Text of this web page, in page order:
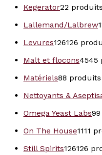
Kegerator22 produits
Lallemand/Lalbrew
Levures126126
Malt et flocons4545
Matériels88 produits
Nettoyants &
Omega Yeast Labs9
On The House1111
Still Spirits126126